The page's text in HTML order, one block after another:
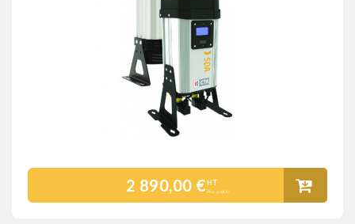
2 890,00 €HT
Prix public